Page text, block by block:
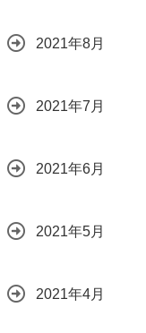
2021年8月
2021年7月
2021年6月
2021年5月
2021年4月